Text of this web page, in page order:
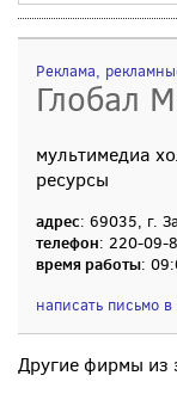
Реклама,
Глобал
мультимедиа
ресурсы
адрес: 69035, г.
телефон: 220-09-
время работы:
написать письмо
Другие фирмы из